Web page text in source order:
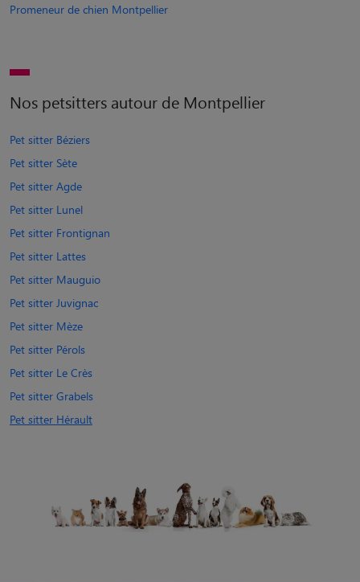
Promeneur de chien Montpellier
Nos petsitters autour de Montpellier
Pet sitter Béziers
Pet sitter Sète
Pet sitter Agde
Pet sitter Lunel
Pet sitter Frontignan
Pet sitter Lattes
Pet sitter Mauguio
Pet sitter Juvignac
Pet sitter Mèze
Pet sitter Pérols
Pet sitter Le Crès
Pet sitter Grabels
Pet sitter Hérault